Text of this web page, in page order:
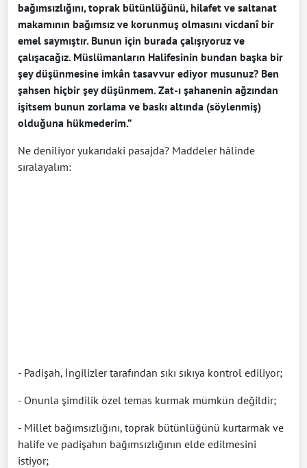
bağımsızlığını, toprak bütünlüğünü, hilafet ve saltanat
makamının bağımsız ve korunmuş olmasını vicdanî bir
emel saymıştır. Bunun için burada çalışıyoruz ve
çalışacağız. Müslümanların Halifesinin bundan başka bir
şey düşünmesine imkân tasavvur ediyor musunuz? Ben
şahsen hiçbir şey düşünmem. Zat-ı şahanenin ağzından
işitsem bunun zorlama ve baskı altında (söylenmiş)
olduğuna hükmederim.”
Ne deniliyor yukarıdaki pasajda? Maddeler hâlinde
sıralayalım:
- Padişah, İngilizler tarafından sıkı sıkıya kontrol ediliyor;
- Onunla şimdilik özel temas kurmak mümkün değildir;
- Millet bağımsızlığını, toprak bütünlüğünü kurtarmak ve
halife ve padişahın bağımsızlığının elde edilmesini
istiyor;